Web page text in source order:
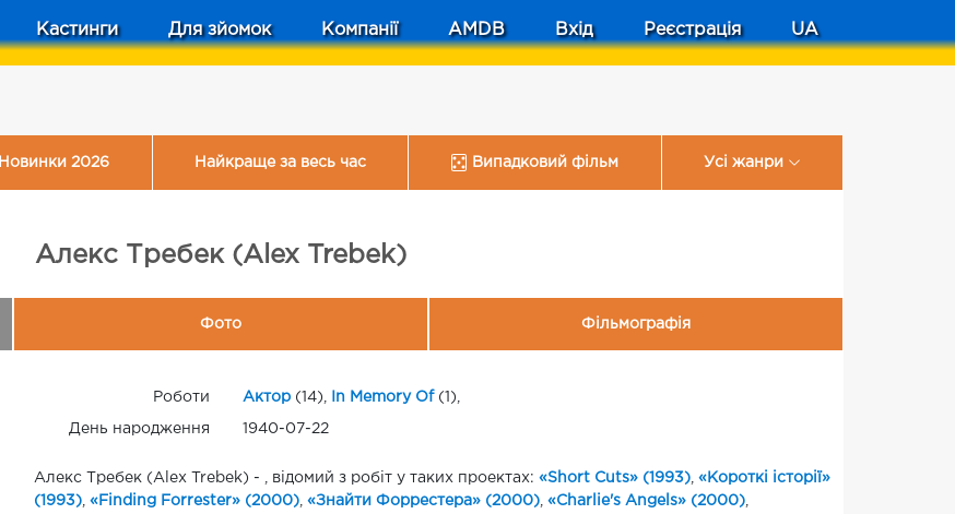
Кастинги Для зйомок Компанії AMDB Вхід Реєстрація UA
Новинки 2026 Найкраще за весь час Випадковий фільм Усі жанри
Алекс Требек (Alex Trebek)
Фото Фільмографія
Роботи Актор(14), In Memory Of(1),
День народження 1940-07-22
Алекс Требек (Alex Trebek) - , відомий з робіт у таких проектах: «Short Cuts» (1993) «Короткі історії»
(1993) «Finding Forrester» (2000) «Знайти Форрестера» (2000) «Charlie's Angels» (2000)